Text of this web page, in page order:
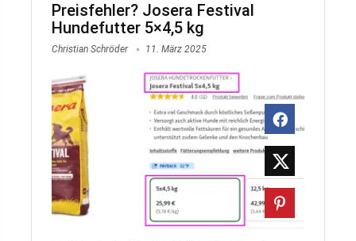
Preisfehler? Josera Festival
Hundefutter 5×4,5 kg
Christian Schröder 11. März 2025